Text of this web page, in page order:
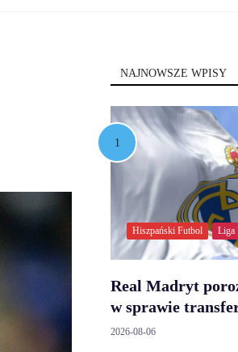
NAJNOWSZE WPISY
Hiszpański Futbol Liga
Real Madryt
w sprawie
2026-08-06